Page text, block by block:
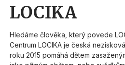
LOCIKA
Hledáme člověka, který povede
Centrum LOCIKA je česká
roku 2015 pomáhá dětem